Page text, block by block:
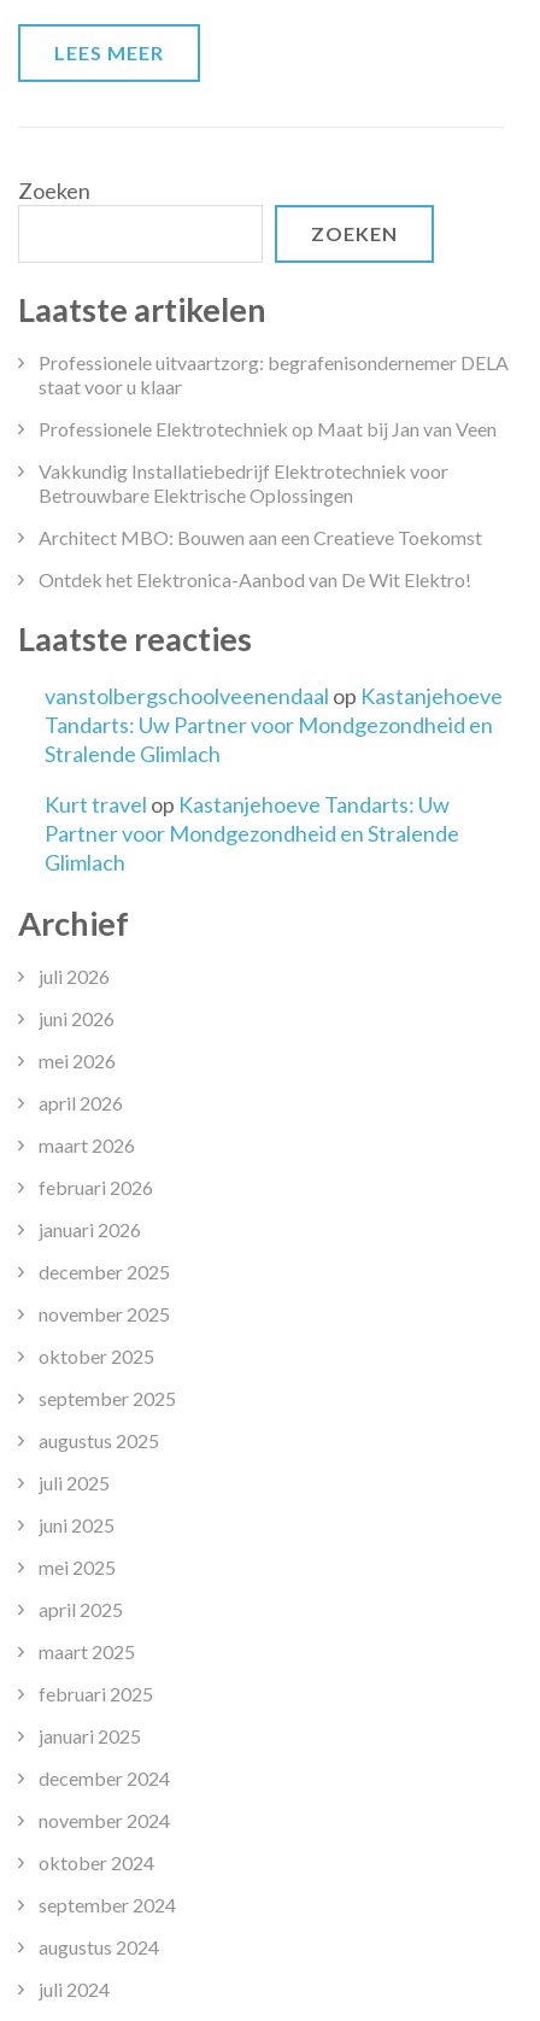
LEES MEER
Zoeken
ZOEKEN
Laatste artikelen
Professionele uitvaartzorg: begrafenisondernemer DELA
staat voor u klaar
Professionele Elektrotechniek op Maat bij Jan van Veen
Vakkundig Installatiebedrijf Elektrotechniek voor
Betrouwbare Elektrische Oplossingen
Architect MBO: Bouwen aan een Creatieve Toekomst
Ontdek het Elektronica-Aanbod van De Wit Elektro!
Laatste reacties
vanstolbergschoolveenendaal op Kastanjehoeve
Tandarts: Uw Partner voor Mondgezondheid en
Stralende Glimlach
Kurt travel op Kastanjehoeve Tandarts: Uw
Partner voor Mondgezondheid en Stralende
Glimlach
Archief
juli 2026
juni 2026
mei 2026
april 2026
maart 2026
februari 2026
januari 2026
december 2025
november 2025
oktober 2025
september 2025
augustus 2025
juli 2025
juni 2025
mei 2025
april 2025
maart 2025
februari 2025
januari 2025
december 2024
november 2024
oktober 2024
september 2024
augustus 2024
juli 2024